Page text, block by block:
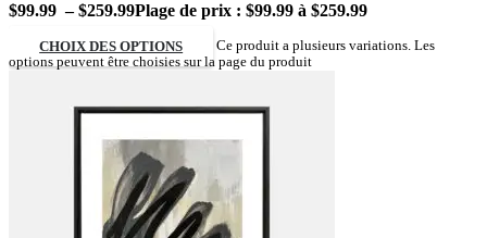
$99.99 – $259.99Plage de prix : $99.99 à $259.99
CHOIX DES OPTIONS
Ce produit a plusieurs variations. Les
options peuvent être choisies sur la page du produit